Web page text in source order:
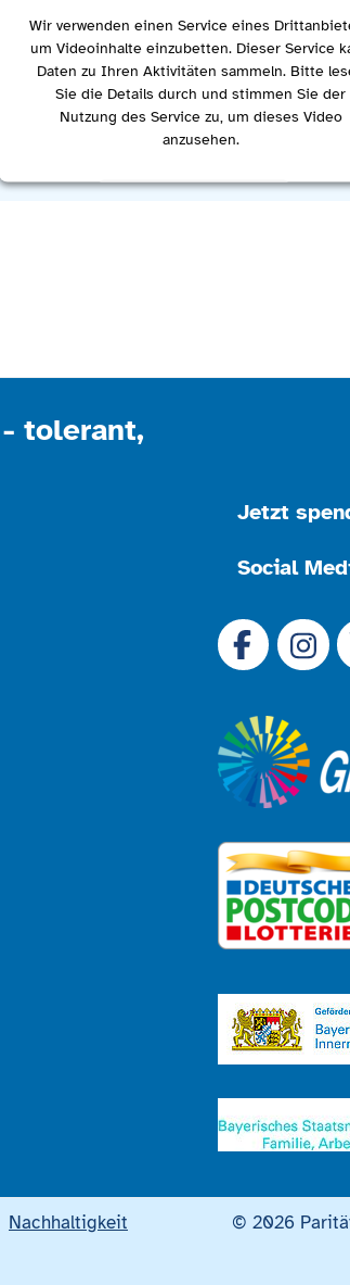
Wir verwenden einen Service eines
um Videoinhalte einzubetten. Dieser Service
Daten zu Ihren Aktivitäten sammeln. Bitte
Sie die Details durch und stimmen Sie der
Nutzung des Service zu, um dieses Video
anzusehen.
tolerant,
Jetzt
Social
Nachhaltigkeit © 2026